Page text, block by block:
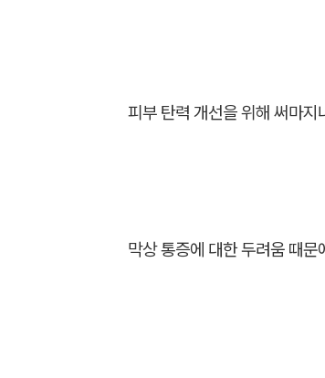
피부 탄력 개선을 위해 써마
막상 통증에 대한 두려움 때